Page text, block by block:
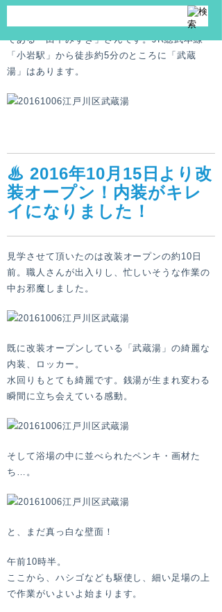
の描き替え風景を見学レポート！
ペンキ絵師さんは、唯一の女性銭湯ペンキ絵師
である「田中みずき」さんです。JR総武本線
「小岩駅」から徒歩約5分のところに「武蔵
湯」はあります。
♨ 2016年10月15日より改
装オープン！内装がキレ
イになりました！
見学させて頂いたのは改装オープンの約10日
前。職人さんが出入りし、忙しいそうな作業の
中お邪魔しました。
既に改装オープンしている「武蔵湯」の綺麗な
内装、ロッカー。
水回りもとても綺麗です。銭湯が生まれ変わる
瞬間に立ち会えている感動。
そして浴場の中に並べられたペンキ・画材た
ち…。
と、まだ真っ白な壁面！
午前10時半。
ここから、ハシゴなども駆使し、細い足場の上
で作業がいよいよ始まります。